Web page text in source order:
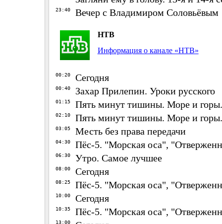
23:40 Вечер с Владимиром Соловьёвым
НТВ
Информация о канале «НТВ»
00:20 Сегодня
00:40 Захар Прилепин. Уроки русского
01:15 Пять минут тишины. Море и горы.
02:10 Пять минут тишины. Море и горы.
03:05 Месть без права передачи
04:30 Пёс-5. "Морская оса",
06:30 Утро. Самое лучшее
08:00 Сегодня
08:25 Пёс-5. "Морская оса",
10:00 Сегодня
10:35 Пёс-5. "Морская оса",
13:00